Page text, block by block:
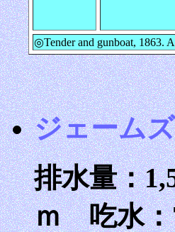
◎Tender and gunboat, 1863.
ジェーム
排水量：
ｍ 吃水：